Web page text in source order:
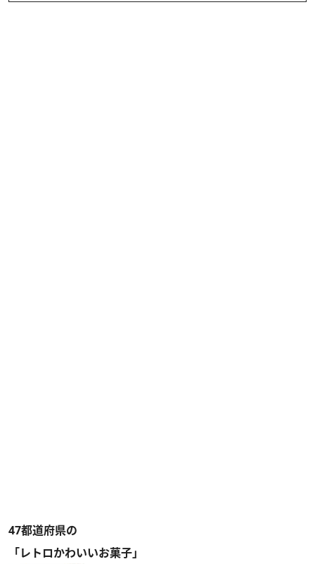
47都道府県の
「レトロかわいいお菓子」